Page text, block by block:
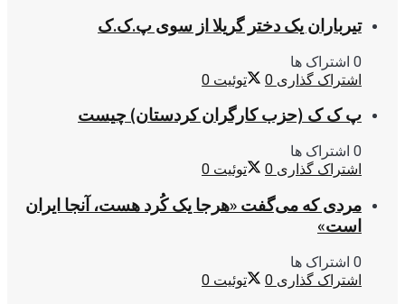
تیرباران یک دختر گریلا از سوی پ.ک.ک
0 اشتراک ها
اشتراک گذاری 0 توئیت 0
پ ک ک (حزب کارگران کردستان) چیست
0 اشتراک ها
اشتراک گذاری 0 توئیت 0
مردی که می‌گفت «هرجا یک کُرد هست، آنجا ایران
است»
0 اشتراک ها
اشتراک گذاری 0 توئیت 0